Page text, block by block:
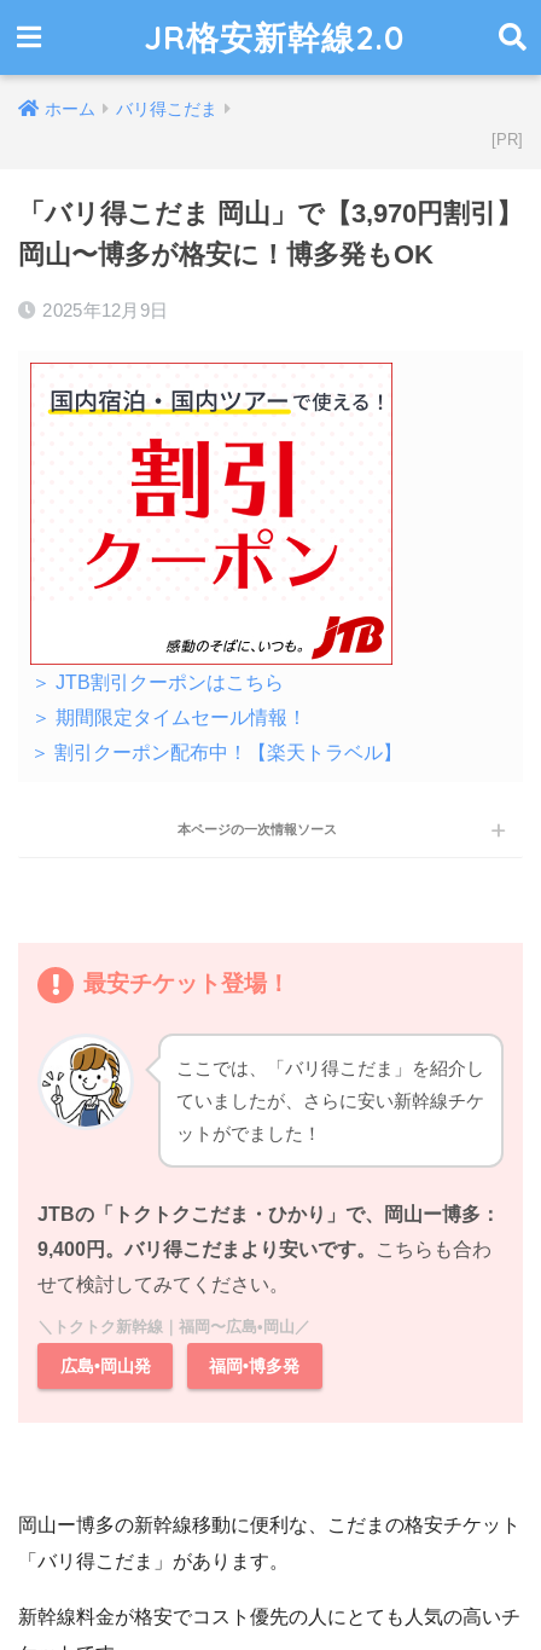
JR格安新幹線2.0
ホーム バリ得こだま
「バリ得こだま 岡山」で【3,970円割引】
岡山〜博多が格安に！博多発もOK
2025年12月9日
＞ JTB割引クーポンはこちら
＞ 期間限定タイムセール情報！
＞ 割引クーポン配布中！【楽天トラベル】
本ページの一次情報ソース
最安チケット登場！
ここでは、「バリ得こだま」を紹介し
ていましたが、さらに安い新幹線チケ
ットがでました！
JTBの「トクトクこだま・ひかり」で、
岡山ー博多：
9,400円。バリ得こだまより安いです。
こちらも合わ
せて検討してみてください。
＼トクトク新幹線｜福岡〜広島•岡山／
広島•岡山発 福岡•博多発
岡山ー博多の新幹線移動に便利な、こだまの格安チケット
「バリ得こだま」があります。
新幹線料金が格安でコスト優先の人にとても人気の高いチ